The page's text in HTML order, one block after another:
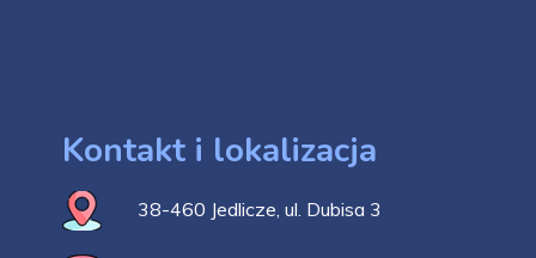
Kontakt i lokalizacja
38-460 Jedlicze, ul. Dubisa 3